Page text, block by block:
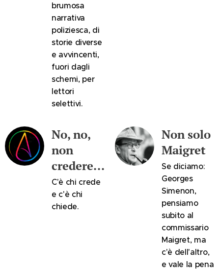
brumosa
narrativa
poliziesca, di
storie diverse
e avvincenti,
fuori dagli
schemi, per
lettori
selettivi.
No, no,
non
credere...
C'è chi crede
e c'è chi
chiede.
Non solo
Maigret
Se diciamo:
Georges
Simenon,
pensiamo
subito al
commissario
Maigret, ma
c'è dell'altro,
e vale la pena